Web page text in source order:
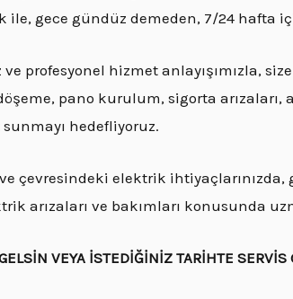
ile, gece gündüz demeden, 7/24 hafta
profesyonel hizmet anlayışımızla,
pano kurulum, sigorta
hedefliyoruz.
çevresindeki elektrik
arızaları ve bakımları
VEYA İSTEDİĞİNİZ TARİHTE SERVİS